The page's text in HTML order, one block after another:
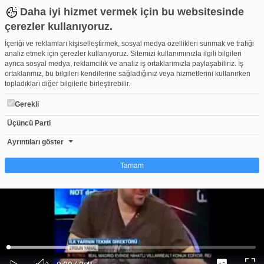
Daha iyi hizmet vermek için bu websitesinde
çerezler kullanıyoruz.
İçeriği ve reklamları kişiselleştirmek, sosyal medya özellikleri sunmak ve trafiği
analiz etmek için çerezler kullanıyoruz. Sitemizi kullanımınızla ilgili bilgileri
ayrıca sosyal medya, reklamcılık ve analiz iş ortaklarımızla paylaşabiliriz. İş
ortaklarımız, bu bilgileri kendilerine sağladığınız veya hizmetlerini kullanırken
topladıkları diğer bilgilerle birleştirebilir.
Gerekli
Üçüncü Parti
Ayrıntıları göster
Tamam
Çerez nedir?
Çerezler, web-sitelerinin, kullanıcıların deneyimlerini daha verimli hale getirmek
amacıyla kullandığı küçük metin dosyalarıdır. Yasalara göre, bu sitenin
işletilmesi için kesinlikle gerekli olan çerezleri cihazınıza yerleştirebiliyoruz.
Diğer çerez türleri için sizden izin almamız gerekiyor. Bu site farklı çerez türleri
kullanmaktadır. Bazı çerezler, sayfalarımızda yer alan üçüncü şahıs hizmetleri
tarafından yerleştirilir. İzniniz şu alanlar için geçerlidir: web.tv
Ses
Yüklendi:
Yükleniyor:
Ata Demirer - Gurbetci Futbolcu